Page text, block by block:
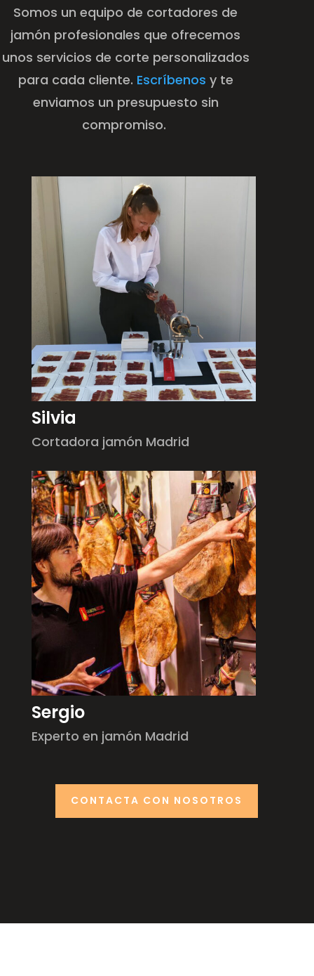
Somos un equipo de cortadores de
jamón profesionales que ofrecemos
unos servicios de corte personalizados
para cada cliente. Escríbenos y te
enviamos un presupuesto sin
compromiso.
Silvia
Cortadora jamón Madrid
Sergio
Experto en jamón Madrid
CONTACTA CON NOSOTROS